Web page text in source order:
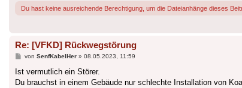
Du hast keine ausreichende Berechtigung, um die Dateianhänge dieses
Re: [VFKD] Rückwegstörung
Beitrag
von SenfKabelHer» 08.05.2023, 11:59
Ist vermutlich ein Störer.
Du brauchst in einem Gebäude nur schlechte Installation von